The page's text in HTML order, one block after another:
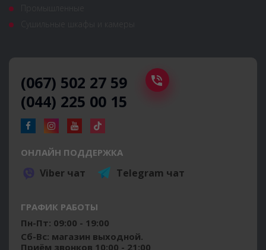
(067) 502 27 59
(044) 225 00 15
ОНЛАЙН ПОДДЕРЖКА
Viber чат Telegram чат
ГРАФИК РАБОТЫ
Пн-Пт: 09:00 - 19:00
Сб-Вс: магазин выходной.
Приём звонков 10:00 - 21:00